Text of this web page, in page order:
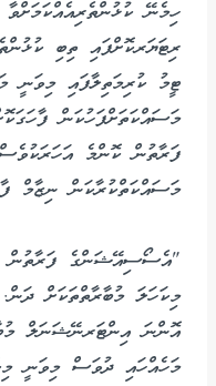
ހިމެނޭ
ރިޓަޔަރކޮށްފައި ތިބި
ޓީމު ކުރިމަތިލާފައި މިވަނީ
މަސައްކަތަށްފަހުކަން
ފަރާތުން ކޮންމެ
މަސައްކަތްކުރާކަން ނިޒާމް
"އެސޯސިއޭޝަންގެ ފަރާތުން
މިކަހަލަ މުބާރާތްތަކަށް
އޮންނަ އިންޓަރނޭޝަނަލް
މަހެއްހައި ދުވަސް މިވަނީ